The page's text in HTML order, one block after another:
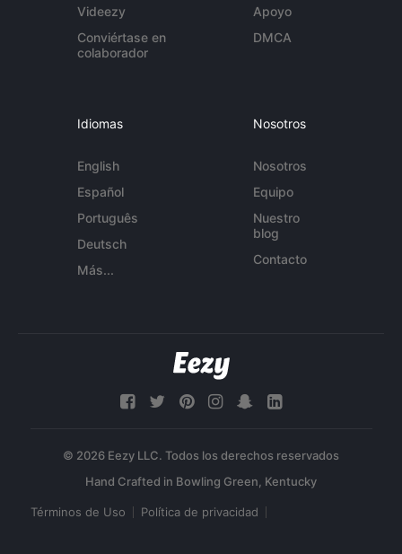
Videezy
Conviértase en
colaborador
Apoyo
DMCA
Idiomas
English
Español
Português
Deutsch
Más...
Nosotros
Nosotros
Equipo
Nuestro
blog
Contacto
© 2026 Eezy LLC. Todos los derechos reservados
Términos de Uso Política de privacidad